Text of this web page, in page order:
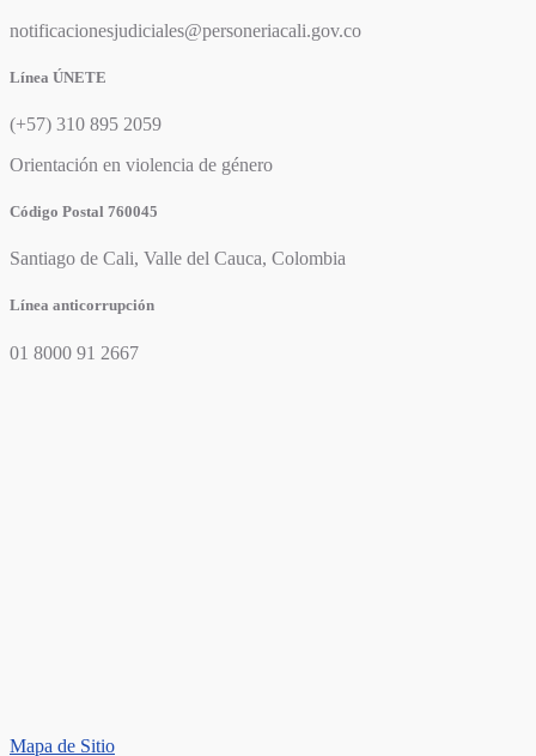
notificacionesjudiciales@personeriacali.gov.co
Línea ÚNETE
(+57) 310 895 2059
Orientación en violencia de género
Código Postal 760045
Santiago de Cali, Valle del Cauca, Colombia
Línea anticorrupción
01 8000 91 2667
Mapa de Sitio